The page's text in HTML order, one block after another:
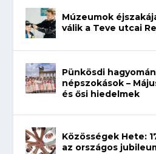
Múzeumok
válik a Teve utcai
Pünkösdi
népszokások –
és ősi hiedelmek
Közösségek Hete:
az országos